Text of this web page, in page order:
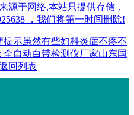
源于网络,本站只提供存储，
，我们将第一时间删除!
提示虽然有些妇科炎症不疼不
全自动白带检测仪厂家山东国
回列表